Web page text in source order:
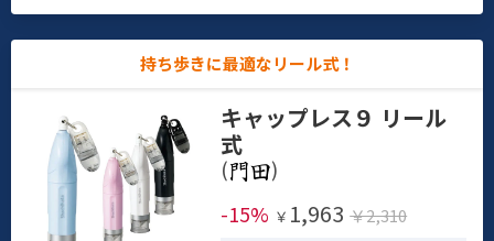
持ち歩きに最適なリール式！
キャップレス９ リール
式
(
)
-15% ￥ 1,963 ￥2,310